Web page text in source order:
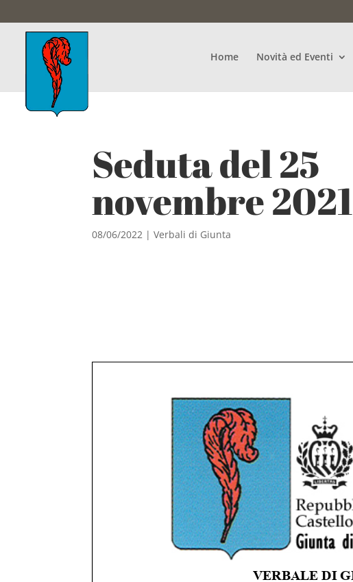
Home Novità ed Eventi
Seduta del 25
novembre 2021
08/06/2022 |Verbali di Giunta